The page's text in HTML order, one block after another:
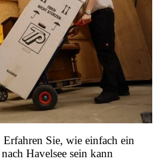
Sie, wie einfach ein
Havelsee sein kann